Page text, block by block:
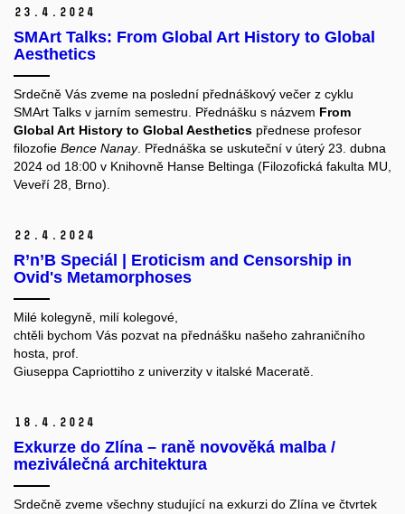
23. 4. 2024
SMArt Talks: From Global Art History to Global
Aesthetics
Srdečně Vás zveme na poslední přednáškový večer z cyklu
SMArt Talks v jarním semestru. Přednášku s názvem From
Global Art History to Global Aesthetics přednese profesor
filozofie Bence Nanay. Přednáška se uskuteční v úterý 23. dubna
2024 od 18:00 v Knihovně Hanse Beltinga (Filozofická fakulta MU,
Veveří 28, Brno).
22. 4. 2024
R’n’B Speciál | Eroticism and Censorship in
Ovid's Metamorphoses
Milé kolegyně, milí kolegové,
chtěli bychom Vás pozvat na přednášku našeho zahraničního
hosta, prof.
Giuseppa Capriottiho z univerzity v italské Maceratě.
18. 4. 2024
Exkurze do Zlína – raně novověká malba /
meziválečná architektura
Srdečně zveme všechny studující na exkurzi do Zlína ve čtvrtek